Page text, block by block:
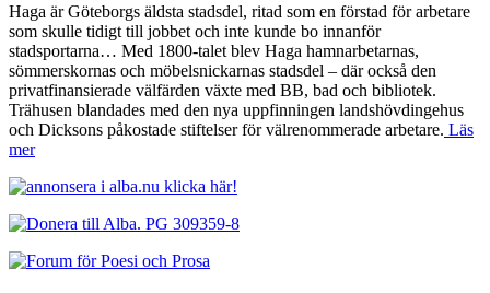
Haga är Göteborgs äldsta stadsdel, ritad som en förstad för arbetare
som skulle tidigt till jobbet och inte kunde bo innanför
stadsportarna… Med 1800-talet blev Haga hamnarbetarnas,
sömmerskornas och möbelsnickarnas stadsdel – där också den
privatfinansierade välfärden växte med BB, bad och bibliotek.
Trähusen blandades med den nya uppfinningen landshövdingehus
och Dicksons påkostade stiftelser för välrenommerade arbetare. Läs
mer